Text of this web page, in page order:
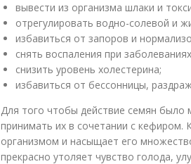
вывести из организма шлаки и
отрегулировать водно-солевой и
избавиться от запоров и
снять воспаления при
снизить уровень холестерина;
избавиться от бессонницы,
Для того чтобы действие семян было
принимать их в сочетании с кефиром.
организмом и насыщает его
прекрасно утоляет чувство голода,